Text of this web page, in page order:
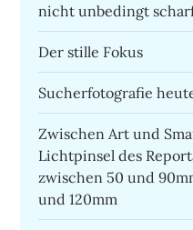
nicht unbedingt
Der stille Fokus
Sucherfotografie
Zwischen Art und
Lichtpinsel des
zwischen 50 und
und 120mm